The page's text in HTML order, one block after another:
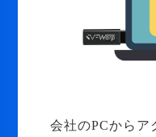
会社のPCからア